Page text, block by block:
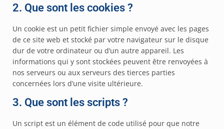
2. Que sont les cookies ?
Un cookie est un petit fichier simple envoyé avec les pages
de ce site web et stocké par votre navigateur sur le disque
dur de votre ordinateur ou d’un autre appareil. Les
informations qui y sont stockées peuvent être renvoyées à
nos serveurs ou aux serveurs des tierces parties
concernées lors d’une visite ultérieure.
3. Que sont les scripts ?
Un script est un élément de code utilisé pour que notre